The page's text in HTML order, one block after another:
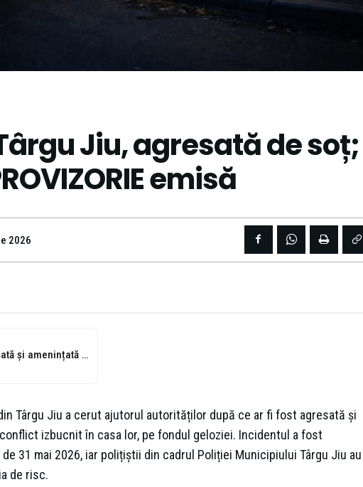
Jiu, agresată de soț;
emisă
2026
Femeie din Târgu Jiu, agresată și amenințată de soțul gelos
Târgu Jiu a cerut ajutorul autorităților după ce ar fi fost agresată și
izbucnit în casa lor, pe fondul geloziei. Incidentul a fost
31 mai 2026, iar polițiștii din cadrul Poliției Municipiului Târgu Jiu au
de risc.